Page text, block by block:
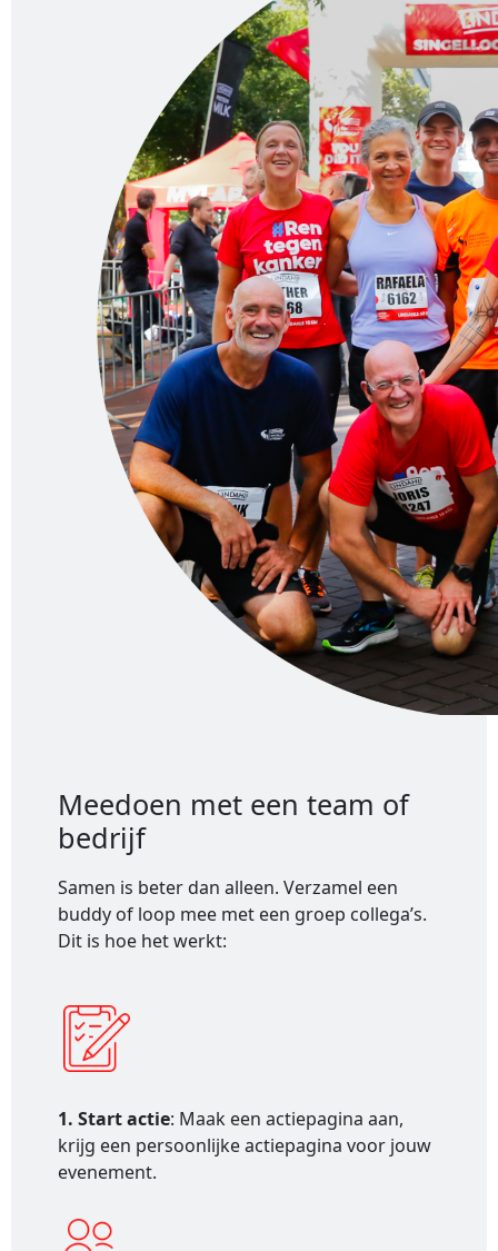
Meedoen met een team of
bedrijf
Samen is beter dan alleen. Verzamel een
buddy of loop mee met een groep collega’s.
Dit is hoe het werkt:
1. Start actie: Maak een actiepagina aan,
krijg een persoonlijke actiepagina voor jouw
evenement.